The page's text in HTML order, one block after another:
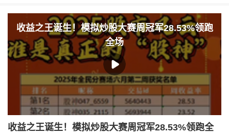
收益之王诞生！模拟炒股大赛周冠军28.53%领跑
全场
收益之王诞生！模拟炒股大赛周冠军28.53%领跑全